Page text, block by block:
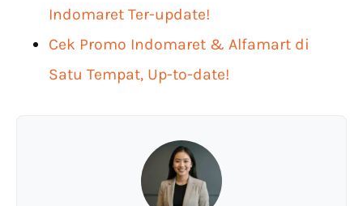
Indomaret Ter-update!
Cek Promo Indomaret & Alfamart di
Satu Tempat, Up-to-date!